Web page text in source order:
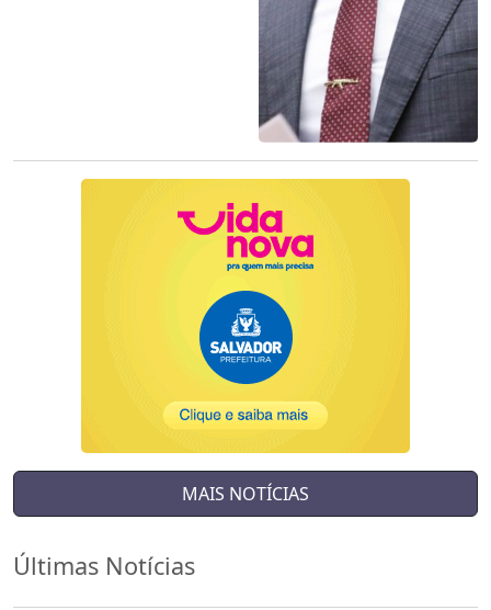
MAIS NOTÍCIAS
Últimas Notícias